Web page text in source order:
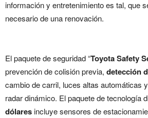
información y entretenimiento es tal, que
necesario de una renovación.
El paquete de seguridad “Toyota Safety
prevención de colisión previa, detección
cambio de carril, luces altas automáticas
radar dinámico. El paquete de tecnología
dólaresincluye sensores de